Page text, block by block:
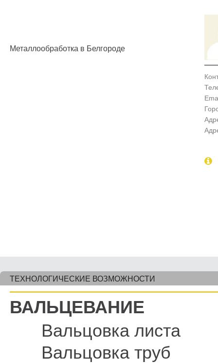
Металлообработка в Белгороде
ТЕХНОЛОГИЧЕСКИЕ ВОЗМОЖНОСТИ
ВАЛЬЦЕВАНИЕ
Вальцовка листа
Вальцовка труб